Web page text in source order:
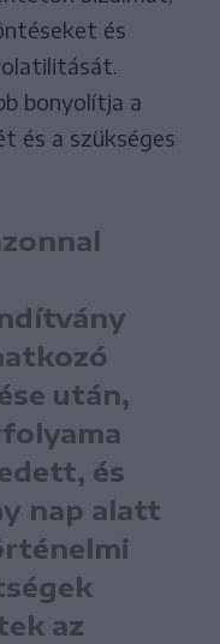
és
bonyolítja a
és a szükséges
után,
és
nap alatt
az